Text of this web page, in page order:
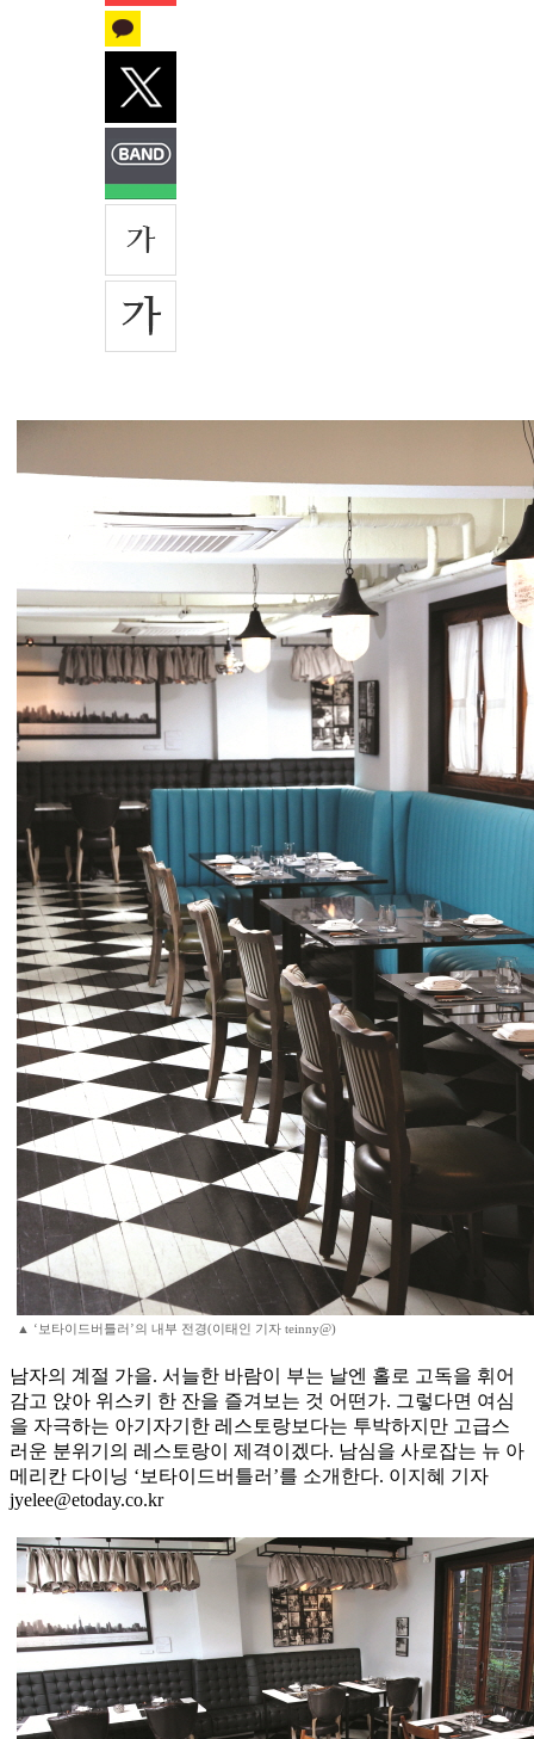
▲ ‘보타이드버틀러’의 내부 전경(이태인 기자 teinny@)
남자의 계절 가을. 서늘한 바람이 부는 날엔 홀로 고독을 휘어
감고 앉아 위스키 한 잔을 즐겨보는 것 어떤가. 그렇다면 여심
을 자극하는 아기자기한 레스토랑보다는 투박하지만 고급스
러운 분위기의 레스토랑이 제격이겠다. 남심을 사로잡는 뉴 아
메리칸 다이닝 ‘보타이드버틀러’를 소개한다. 이지혜 기자
jyelee@etoday.co.kr